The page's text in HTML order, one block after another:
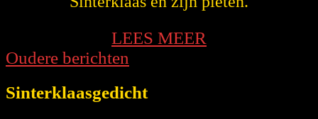
LEES MEER
Berichten
Oudere berichten
Sinterklaasgedicht